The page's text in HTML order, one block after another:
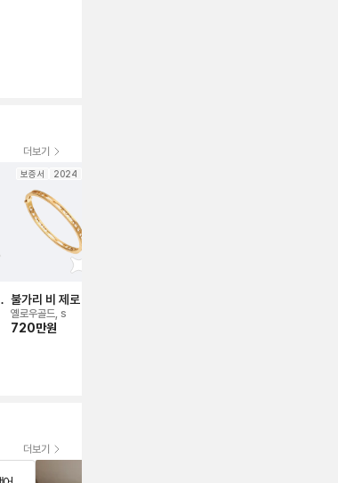
더보기
보증서 2024
불가리 비 제로 원
브레이슬릿
옐로우골드, s
720만원
더보기